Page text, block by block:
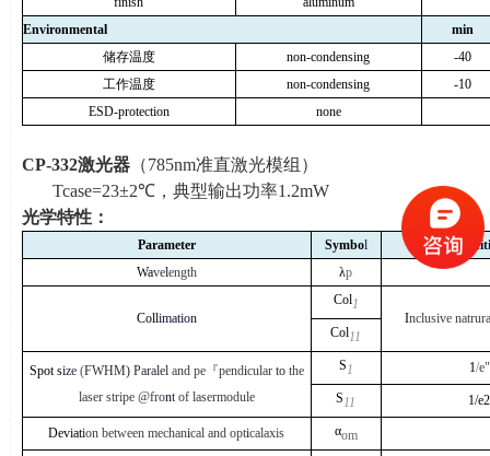
Environmental
min
储存温度
non-condensing
-40
工作温度
non-condensing
-10
ESD-protection
none
CP-332激光器（785nm准直激光模组）
Tcase=23±2℃，典型输出功率1.2mW
光学特性：
Parameter Symbol Co diti
Wavelength λp
Collimation
Col1
Inclusive
Col11
Spot size (FWHM) Paralel and pe『pendicular to the
laser stripe @frontof lasermodule
S1 1/e"
S11 1/e2
Deviation between mechanical and opticalaxis αom